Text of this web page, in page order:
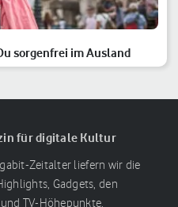
sorgenfrei im Ausland
für digitale Kultur
Zeitalter liefern wir die
Gadgets, den
TV-Höhepunkte.